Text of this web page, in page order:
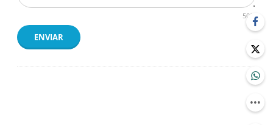
500
ENVIAR